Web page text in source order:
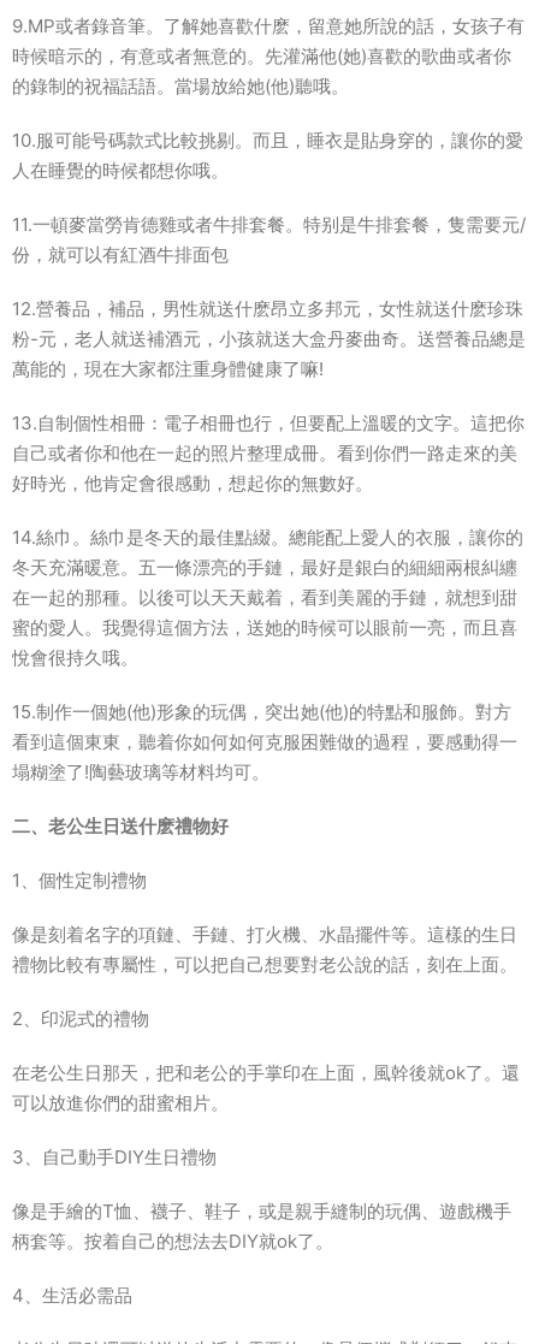
9.MP或者錄音筆。了解她喜歡什麽，留意她所說的話，女孩子有
時候暗示的，有意或者無意的。先灌滿他(她)喜歡的歌曲或者你
的錄制的祝福話語。當場放給她(他)聽哦。
10.服可能号碼款式比較挑剔。而且，睡衣是貼身穿的，讓你的愛
人在睡覺的時候都想你哦。
11.一頓麥當勞肯德雞或者牛排套餐。特别是牛排套餐，隻需要元/
份，就可以有紅酒牛排面包
12.營養品，補品，男性就送什麽昂立多邦元，女性就送什麽珍珠
粉-元，老人就送補酒元，小孩就送大盒丹麥曲奇。送營養品總是
萬能的，現在大家都注重身體健康了嘛!
13.自制個性相冊：電子相冊也行，但要配上溫暖的文字。這把你
自己或者你和他在一起的照片整理成冊。看到你們一路走來的美
好時光，他肯定會很感動，想起你的無數好。
14.絲巾。絲巾是冬天的最佳點綴。總能配上愛人的衣服，讓你的
冬天充滿暖意。五一條漂亮的手鏈，最好是銀白的細細兩根糾纏
在一起的那種。以後可以天天戴着，看到美麗的手鏈，就想到甜
蜜的愛人。我覺得這個方法，送她的時候可以眼前一亮，而且喜
悅會很持久哦。
15.制作一個她(他)形象的玩偶，突出她(他)的特點和服飾。對方
看到這個東東，聽着你如何如何克服困難做的過程，要感動得一
塌糊塗了!陶藝玻璃等材料均可。
二、老公生日送什麽禮物好
1、個性定制禮物
像是刻着名字的項鏈、手鏈、打火機、水晶擺件等。這樣的生日
禮物比較有專屬性，可以把自己想要對老公說的話，刻在上面。
2、印泥式的禮物
在老公生日那天，把和老公的手掌印在上面，風幹後就ok了。還
可以放進你們的甜蜜相片。
3、自己動手DIY生日禮物
像是手繪的T恤、襪子、鞋子，或是親手縫制的玩偶、遊戲機手
柄套等。按着自己的想法去DIY就ok了。
4、生活必需品